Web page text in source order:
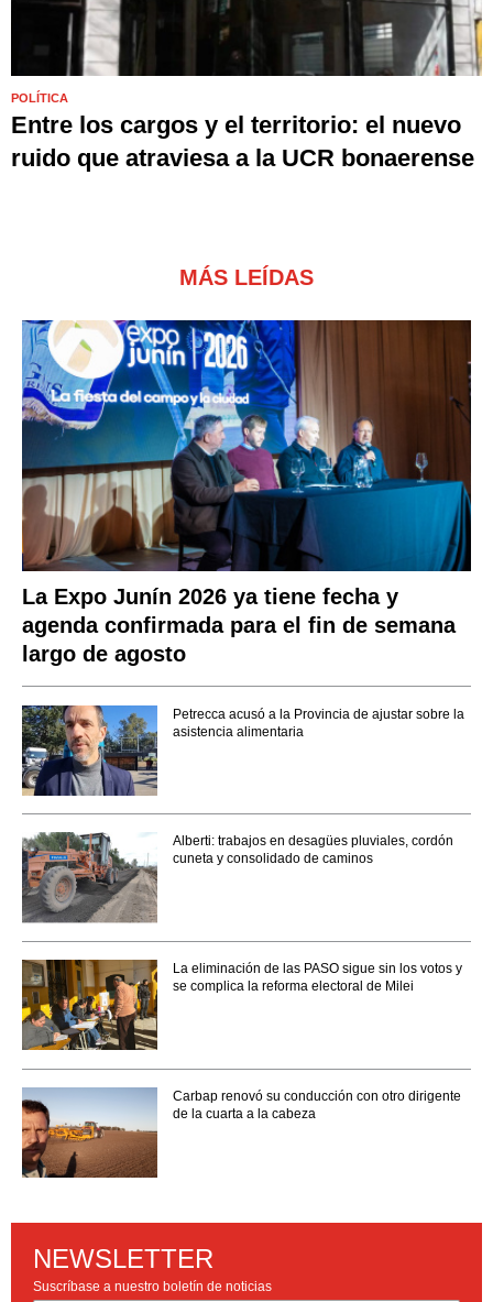
POLÍTICA
Entre los cargos y el territorio: el nuevo
ruido que atraviesa a la UCR bonaerense
MÁS LEÍDAS
La Expo Junín 2026 ya tiene fecha y
agenda confirmada para el fin de semana
largo de agosto
Petrecca acusó a la Provincia de ajustar sobre la
asistencia alimentaria
Alberti: trabajos en desagües pluviales, cordón
cuneta y consolidado de caminos
La eliminación de las PASO sigue sin los votos y
se complica la reforma electoral de Milei
Carbap renovó su conducción con otro dirigente
de la cuarta a la cabeza
NEWSLETTER
Suscríbase a nuestro boletín de noticias